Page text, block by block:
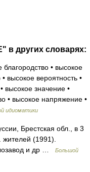
в других словарях:
• высокое
высокое вероятность •
высокое значение •
• высокое напряжение •
идиоматики
Брестская обл., в 3
жителей (1991).
и др …
Большой